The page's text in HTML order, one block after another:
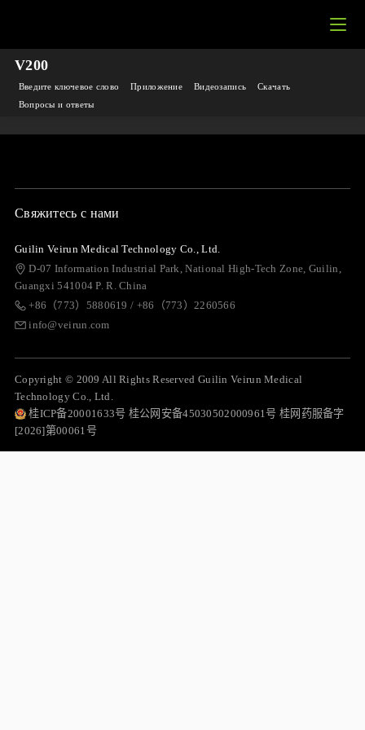
V200
Введите ключевое слово Приложение Видеозапись
Скачать
Вопросы и ответы
Свяжитесь с нами
Guilin Veirun Medical Technology Co., Ltd.
D-07 Information Industrial Park, National High-Tech Zone, Guilin,
Guangxi 541004 P. R. China
+86（773）5880619 / +86（773）2260566
info@veirun.com
Copyright © 2009 All Rights Reserved Guilin Veirun Medical
Technology Co., Ltd.
桂ICP备20001633号 桂公网安备45030502000961号 桂网药服备字
[2026]第00061号